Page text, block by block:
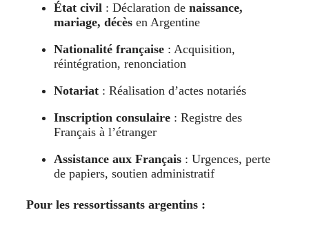
État civil : Déclaration de naissance,
mariage, décès en Argentine
Nationalité française : Acquisition,
réintégration, renonciation
Notariat : Réalisation d’actes notariés
Inscription consulaire : Registre des
Français à l’étranger
Assistance aux Français : Urgences, perte
de papiers, soutien administratif
Pour les ressortissants argentins :